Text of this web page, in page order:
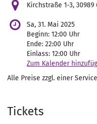
Kirchstraße 1-3, 30989
Sa, 31. Mai 2025
Beginn: 12:00 Uhr
Ende: 22:00 Uhr
Einlass: 12:00 Uhr
Zum Kalender
Alle Preise zzgl. einer
Produkte
Tickets